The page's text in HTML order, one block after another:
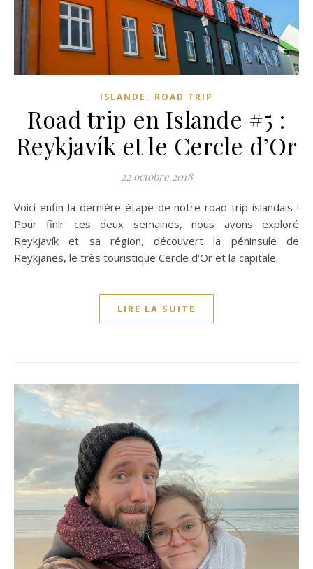
ISLANDE , ROAD TRIP
Road trip en Islande #5 :
Reykjavík et le Cercle d’Or
22 octobre 2018
Voici enfin la dernière étape de notre road trip islandais !
Pour finir ces deux semaines, nous avons exploré
Reykjavík et sa région, découvert la péninsule de
Reykjanes, le très touristique Cercle d'Or et la capitale.
LIRE LA SUITE